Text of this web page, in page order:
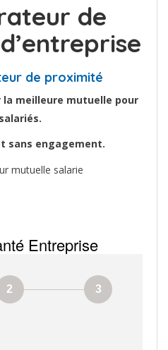
de
de proximité
la meilleure mutuelle pour
sans engagement.